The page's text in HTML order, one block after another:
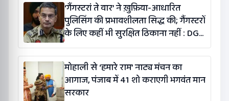
‘गैंगस्टरां ते वार’ ने ख़ुफ़िया-आधारित
पुलिसिंग की प्रभावशीलता सिद्ध की; गैंगस्टरों
के लिए कहीं भी सुरक्षित ठिकाना नहीं : DGP
गौरव यादव
मोहाली से ‘हमारे राम’ नाट्य मंचन का
आगाज, पंजाब में 41 शो कराएगी भगवंत मान
सरकार